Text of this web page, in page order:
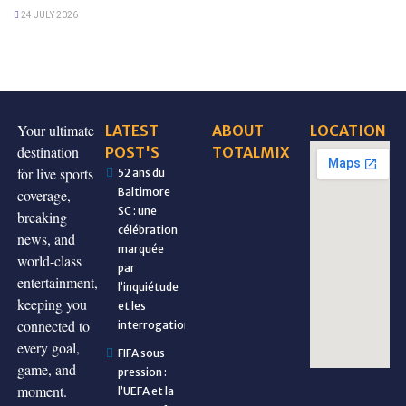
24 JULY 2026
Your ultimate
destination
for live sports
coverage,
breaking
news, and
world-class
entertainment,
keeping you
connected to
every goal,
game, and
moment.
LATEST
POST'S
52 ans du
Baltimore
SC : une
célébration
marquée
par
l’inquiétude
et les
interrogations
FIFA sous
pression :
l’UEFA et la
ABOUT
TOTALMIX
LOCATION